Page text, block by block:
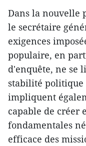
Dans la nouvelle
le secrétaire
exigences
populaire, en
d'enquête, ne se
stabilité politique
impliquent
capable de créer
fondamentales
efficace des